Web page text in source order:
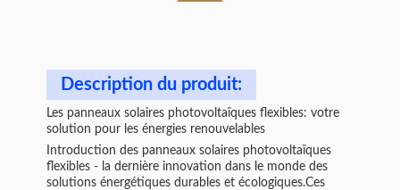
Description du produit:
Les panneaux solaires photovoltaïques flexibles: votre
solution pour les énergies renouvelables
Introduction des panneaux solaires photovoltaïques
flexibles - la dernière innovation dans le monde des
solutions énergétiques durables et écologiques.Ces